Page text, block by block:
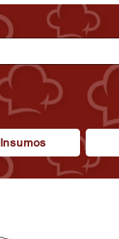
Insumos